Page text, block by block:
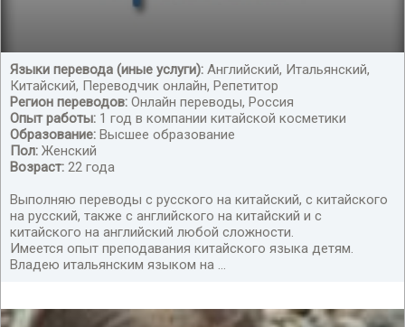
Переводчик китайского языка
Языки перевода (иные услуги): Английский, Итальянский,
Китайский, Переводчик онлайн, Репетитор
Регион переводов: Онлайн переводы, Россия
Опыт работы: 1 год в компании китайской косметики
Образование: Высшее образование
Пол: Женский
Возраст: 22 года
Выполняю переводы с русского на китайский, с китайского
на русский, также с английского на китайский и с
китайского на английский любой сложности.
Имеется опыт преподавания китайского языка детям.
Владею итальянским языком на ...